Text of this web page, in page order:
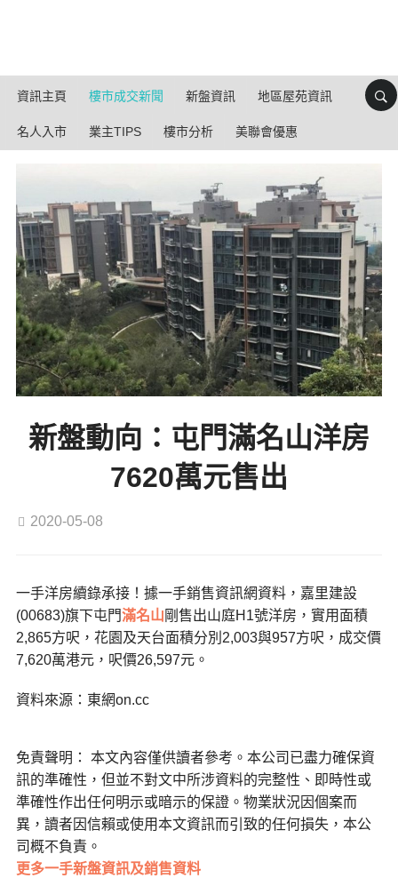
資訊主頁 樓市成交新聞 新盤資訊 地區屋苑資訊
名人入市 業主TIPS 樓市分析 美聯會優惠
新盤動向：屯門滿名山洋房
7620萬元售出
2020-05-08
一手洋房續錄承接！據一手銷售資訊網資料，嘉里建設
(00683)旗下屯門滿名山 剛售出山庭H1號洋房，實用面積
2,865方呎，花園及天台面積分別2,003與957方呎，成交價
7,620萬港元，呎價26,597元。
資料來源：東網on.cc
免責聲明： 本文內容僅供讀者參考。本公司已盡力確保資
訊的準確性，但並不對文中所涉資料的完整性、即時性或
準確性作出任何明示或暗示的保證。物業狀況因個案而
異，讀者因信賴或使用本文資訊而引致的任何損失，本公
司概不負責。
更多一手新盤資訊及銷售資料